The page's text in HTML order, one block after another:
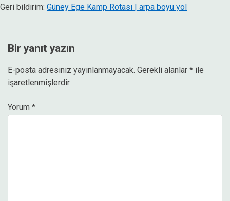
Geri bildirim: Güney Ege Kamp Rotası | arpa boyu yol
Bir yanıt yazın
E-posta adresiniz yayınlanmayacak. Gerekli alanlar * ile
işaretlenmişlerdir
Yorum *